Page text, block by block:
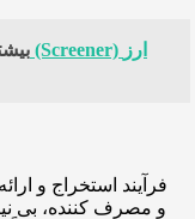
فرآیند استخراج و